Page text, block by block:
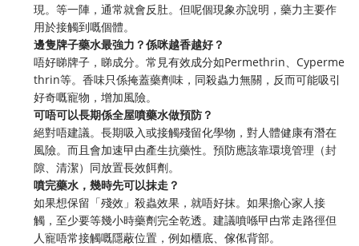
現。等一陣，通常就會反肚。但呢個現象亦說明，藥力主要作
用於接觸到嘅個體。
邊隻牌子藥水最強力？係咪越香越好？
唔好睇牌子，睇成分。常見有效成分如Permethrin、Cyperme
thrin等。香味只係掩蓋藥劑味，同殺蟲力無關，反而可能吸引
好奇嘅寵物，增加風險。
可唔可以長期係全屋噴藥水做預防？
絕對唔建議。長期吸入或接觸殘留化學物，對人體健康有潛在
風險。而且會加速曱甴產生抗藥性。預防應該靠環境管理（封
隙、清潔）同放置長效餌劑。
噴完藥水，幾時先可以抹走？
如果想保留「殘效」殺蟲效果，就唔好抹。如果擔心家人接
觸，至少要等幾小時藥劑完全乾透。建議噴喺曱甴常走路徑但
人寵唔常接觸嘅隱蔽位置，例如櫃底、傢俬背部。